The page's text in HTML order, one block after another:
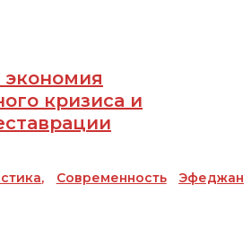
экономия
кризиса и
, Современность
Эфеджан